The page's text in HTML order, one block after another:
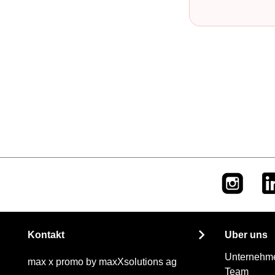
Kontakt
max x promo by maxXsolutions ag
Über uns
Team